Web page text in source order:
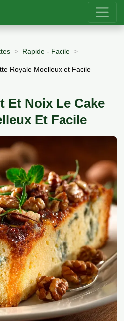
Rapide - Facile
Royale Moelleux et Facile
Et Noix Le Cake
Et Facile